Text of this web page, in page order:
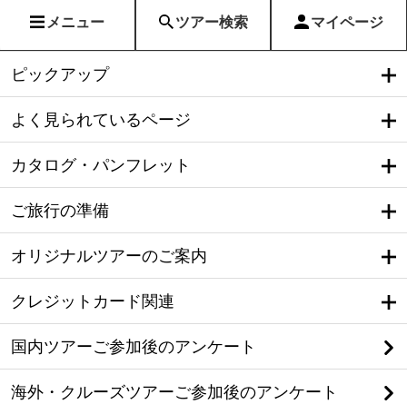
メニュー ツアー検索 マイページ
ピックアップ
よく見られているページ
カタログ・パンフレット
ご旅行の準備
オリジナルツアーのご案内
クレジットカード関連
国内ツアーご参加後のアンケート
海外・クルーズツアーご参加後のアンケート